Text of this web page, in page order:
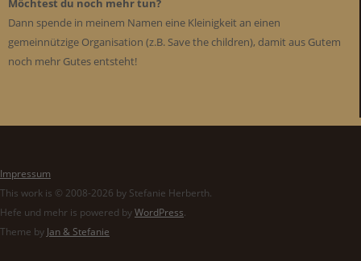
Möchtest du noch mehr tun?
Dann spende in meinem Namen eine Kleinigkeit an einen
gemeinnützige Organisation (z.B. Save the children), damit aus Gutem
noch mehr Gutes entsteht!
Impressum
This work is © 2008-2026 by Stefanie Herberth.
Hefe und mehr is powered byWordPress.
Theme by Jan & Stefanie